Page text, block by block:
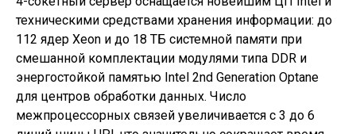
техническими средствами хранения информации: до
112 ядер Xeon и до 18 ТБ системной памяти при
смешанной комплектации модулями типа DDR и
энергостойкой памятью Intel 2nd Generation Optane
для центров обработки данных. Число
межпроцессорных связей увеличивается с 3 до 6